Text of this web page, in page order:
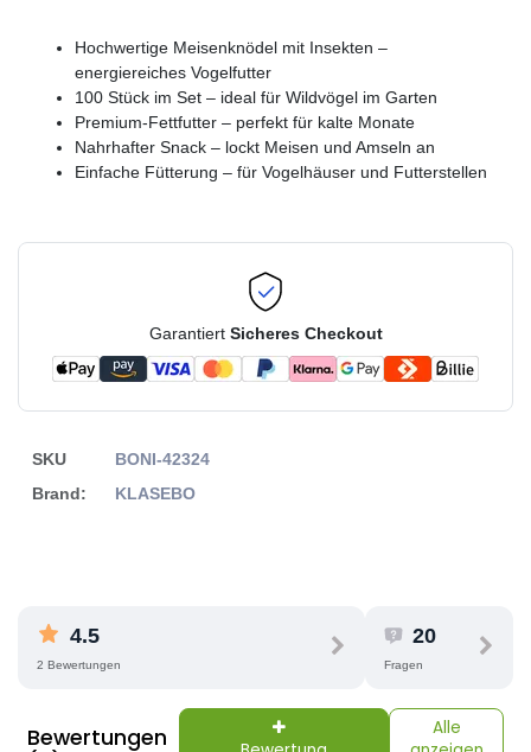
Hochwertige Meisenknödel mit Insekten –
energiereiches Vogelfutter
100 Stück im Set – ideal für Wildvögel im Garten
Premium-Fettfutter – perfekt für kalte Monate
Nahrhafter Snack – lockt Meisen und Amseln an
Einfache Fütterung – für Vogelhäuser und Futterstellen
Garantiert Sicheres Checkout
SKU
BONI-42324
Brand:
KLASEBO
4.5
2 Bewertungen
20
Fragen
Bewertungen
Alle